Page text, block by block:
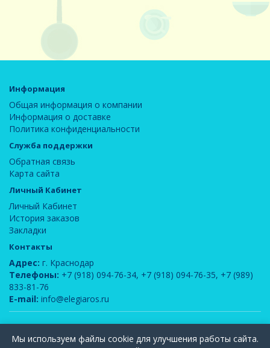
Информация
Общая информация о компании
Информация о доставке
Политика конфиденциальности
Служба поддержки
Обратная связь
Карта сайта
Личный Кабинет
Личный Кабинет
История заказов
Закладки
Контакты
Адрес: г. Краснодар
Телефоны: +7 (918) 094-76-34, +7 (918) 094-76-35, +7 (989)
833-81-76
E-mail: info@elegiaros.ru
Вся информация, содержащаяся на данном сайте, является интеллектуальной
Мы используем файлы cookie для улучшения работы сайта.